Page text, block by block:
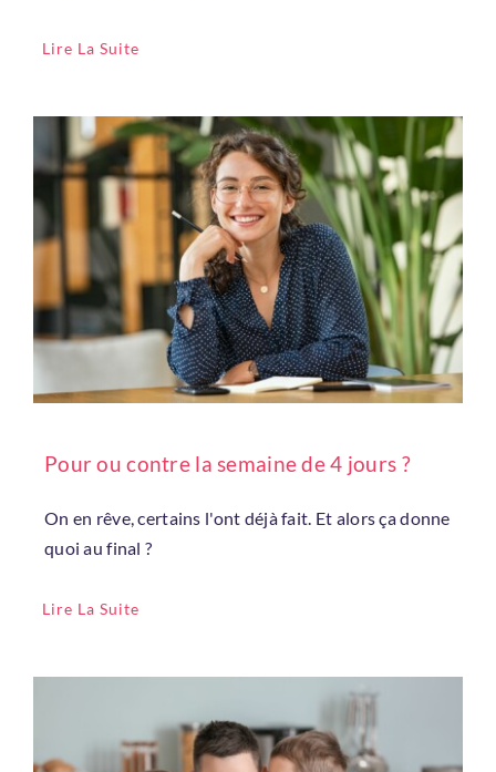
Lire La Suite
Pour ou contre la semaine de 4 jours ?
On en rêve, certains l'ont déjà fait. Et alors ça donne
quoi au final ?
Lire La Suite